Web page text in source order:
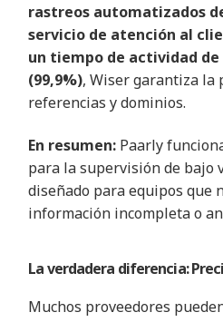
rastreos automatizados
servicio de atención al
un tiempo de actividad
(99,9%), Wiser garantiza la
referencias y dominios.
En resumen: Paarly
para la supervisión de bajo
diseñado para equipos que
información incompleta o
La verdadera diferencia:
Muchos proveedores